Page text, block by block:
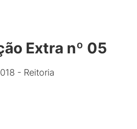
Extra nº 05
- Reitoria